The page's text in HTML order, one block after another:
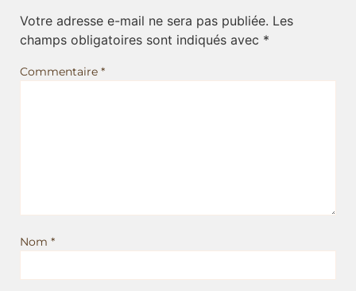
Votre adresse e-mail ne sera pas publiée. Les
champs obligatoires sont indiqués avec *
Commentaire *
Nom *